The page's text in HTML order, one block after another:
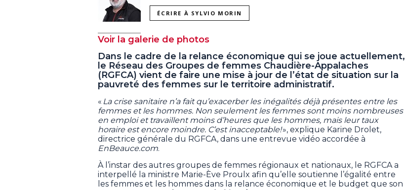
ÉCRIRE À SYLVIO MORIN
Voir la galerie de photos
Dans le cadre de la relance économique qui se joue actuellement,
le Réseau des Groupes de femmes Chaudière-Appalaches
(RGFCA) vient de faire une mise à jour de l’état de situation sur la
pauvreté des femmes sur le territoire administratif.
« La crise sanitaire n’a fait qu’exacerber les inégalités déjà présentes entre les
femmes et les hommes. Non seulement les femmes sont moins nombreuses
en emploi et travaillent moins d’heures que les hommes, mais leur taux
horaire est encore moindre. C’est inacceptable!», explique Karine Drolet,
directrice générale du RGFCA, dans une entrevue vidéo accordée à
EnBeauce.com.
À l’instar des autres groupes de femmes régionaux et nationaux, le RGFCA a
interpellé la ministre Marie-Ève Proulx afin qu’elle soutienne l’égalité entre
les femmes et les hommes dans la relance économique et le budget que son